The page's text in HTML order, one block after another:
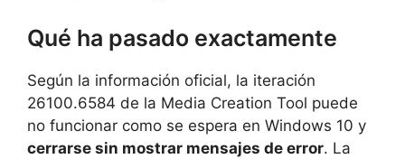
Qué ha pasado exactamente
Según la información oficial, la iteración
26100.6584 de la Media Creation Tool puede
no funcionar como se espera en Windows 10 y
cerrarse sin mostrar mensajes de error. La